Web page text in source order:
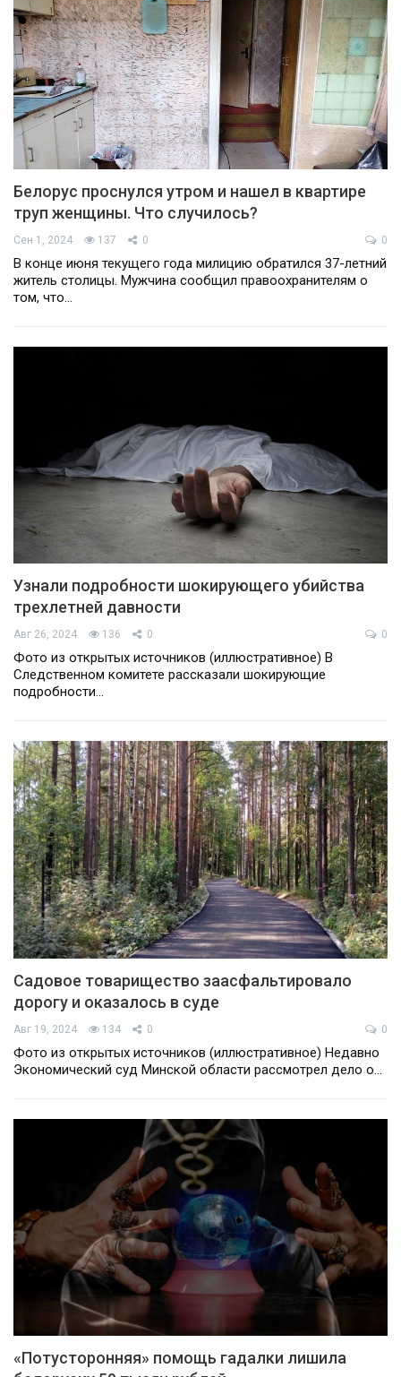
Белорус проснулся утром и нашел в квартире
труп женщины. Что случилось?
Сен 1, 2024 137 0 0
В конце июня текущего года милицию обратился 37-летний
житель столицы. Мужчина сообщил правоохранителям о
том, что…
Узнали подробности шокирующего убийства
трехлетней давности
Авг 26, 2024 136 0 0
Фото из открытых источников (иллюстративное) В
Следственном комитете рассказали шокирующие
подробности…
Садовое товарищество заасфальтировало
дорогу и оказалось в суде
Авг 19, 2024 134 0 0
Фото из открытых источников (иллюстративное) Недавно
Экономический суд Минской области рассмотрел дело о…
«Потусторонняя» помощь гадалки лишила